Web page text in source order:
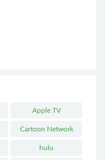
Apple TV
Cartoon Network
hulu